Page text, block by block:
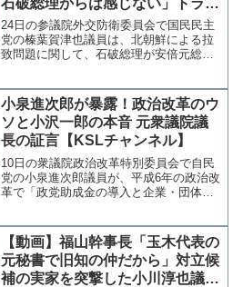
石破総理からは感じない」トラン
プ大統領との関係にも言及【KSL
チャンネル】
24日の参議院外交防衛委員会で国民民主
党の榛葉賀津也議員は、北朝鮮による拉
致問題に関して、石破総理が安倍元総理
致議連の副幹事長で、この問題に熱心に
取り組んでくれる議員の...
小泉進次郎が暴露！政治改革のウ
ソと小沢一郎の本音 元衆議院議
長の証言【KSLチャンネル】
10日の衆議院政治改革特別委員会で自民
党の小泉進次郎議員が、平成6年の政治改
革で「政党助成金の導入と企業・団体献
て与野党の協議に関わった伊吹文明元衆
議院議長の証言として...
【動画】福山幹事長「玉木代表の
元秘書で旧知の仲だから」対立候
補の実家を突撃した小川淳也議員